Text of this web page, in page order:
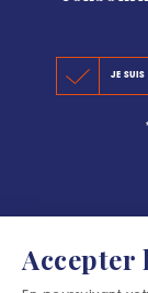
JE SUIS
Accepter